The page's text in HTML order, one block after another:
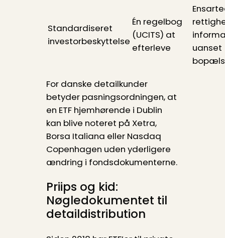
Standardiseret
investorbeskyttelse
Én regelbog
(UCITS) at
efterleve
uanset
For danske detailkunder
betyder pasningsordningen, at
en ETF hjemhørende i Dublin
kan blive noteret på Xetra,
Borsa Italiana eller Nasdaq
Copenhagen uden yderligere
ændring i fondsdokumenterne.
Priips og kid:
Nøgledokumentet til
detaildistribution